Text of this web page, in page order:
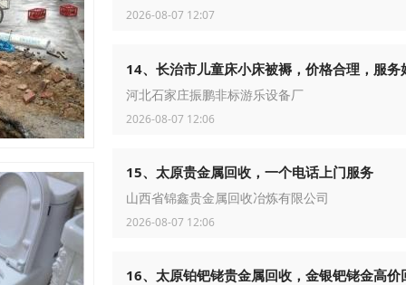
2026-08-07 12:07
14、长治市儿童床小床被褥，价格合理，服务
河北石家庄振鹏非标游乐设备厂
2026-08-07 12:06
15、太原贵金属回收，一个电话上门服务
山西省锦鑫贵金属回收冶炼有限公司
2026-08-07 12:06
16、太原铂钯铑贵金属回收，金银钯铑金高价